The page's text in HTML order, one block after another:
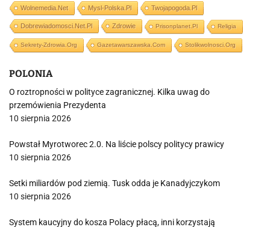
Wolnemedia.net Mysl-Polska.pl Twojapogoda.pl
Dobrewiadomosci.net.pl Zdrowie Prisonplanet.pl Religia
Sekrety-Zdrowia.org Gazetawarszawska.com Stolikwolnosci.org
POLONIA
O roztropności w polityce zagranicznej. Kilka uwag do
przemówienia Prezydenta
10 sierpnia 2026
Powstał Myrotworec 2.0. Na liście polscy politycy prawicy
10 sierpnia 2026
Setki miliardów pod ziemią. Tusk odda je Kanadyjczykom
10 sierpnia 2026
System kaucyjny do kosza Polacy płacą, inni korzystają